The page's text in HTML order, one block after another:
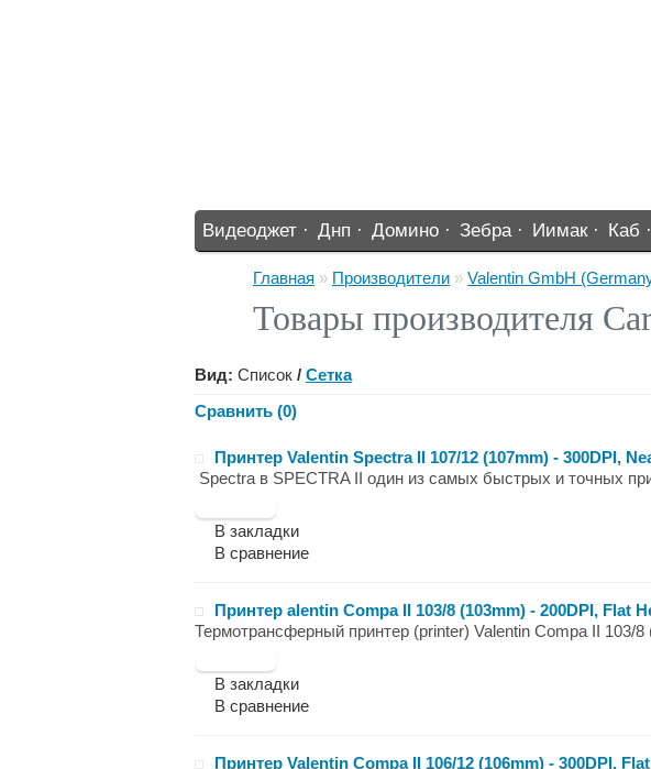
Видеоджет · Днп · Домино · Зебра · Иимак · Каб ·
Главная » Производители » Valentin GmbH
Товары производителя
Вид: Список / Сетка
Сравнить (0)
Принтер Valentin Spectra II 107/12 (107mm) - 300DPI,
Spectra в SPECTRA II один из самых быстрых и точных
В закладки
В сравнение
Принтер alentin Compa II 103/8 (103mm) - 200DPI, Flat
Термотрансферный принтер (printer) Valentin Compa II 103/
В закладки
В сравнение
Принтер Valentin Compa II 106/12 (106mm) - 300DPI,